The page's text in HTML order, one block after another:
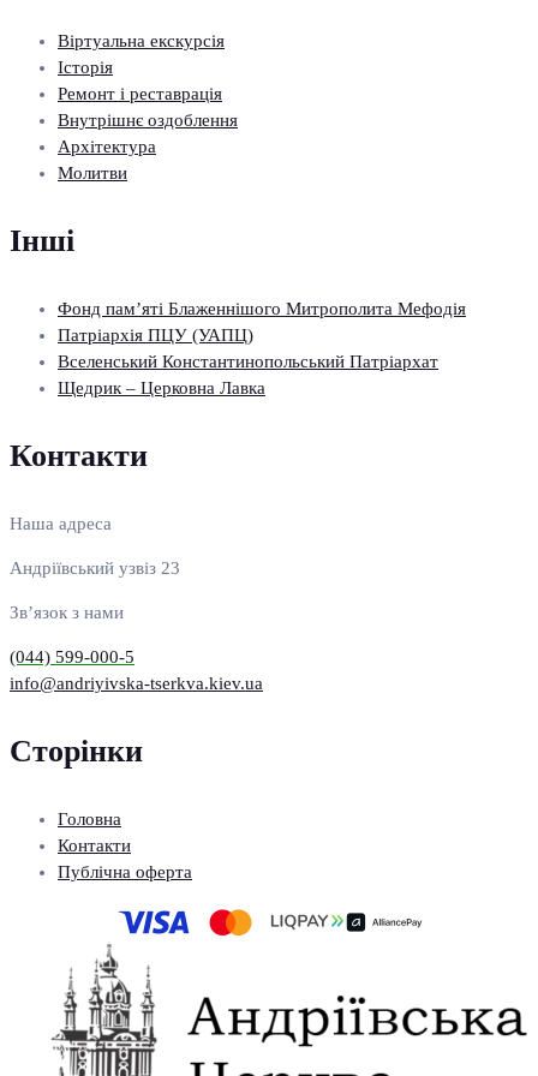
Віртуальна екскурсія
Історія
Ремонт і реставрація
Внутрішнє оздоблення
Архітектура
Молитви
Інші
Фонд пам’яті Блаженнішого Митрополита Мефодія
Патріархія ПЦУ (УАПЦ)
Вселенський Константинопольський Патріархат
Щедрик – Церковна Лавка
Контакти
Наша адреса
Андріївський узвіз 23
Зв’язок з нами
(044) 599-000-5
info@andriyivska-tserkva.kiev.ua
Сторінки
Головна
Контакти
Публічна оферта